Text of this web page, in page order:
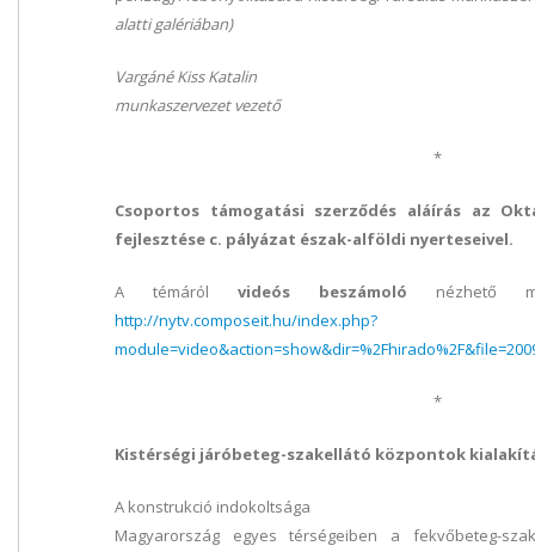
alatti galériában)
Vargáné Kiss Katalin
munkaszervezet vezető
*
Csoportos támogatási szerződés aláírás az
fejlesztése c. pályázat észak-alföldi nyerteseivel.
A témáról videós beszámoló nézhető
http://nytv.composeit.hu/index.php?
*
Kistérségi járóbeteg-szakellátó központok
A konstrukció indokoltsága
Magyarország egyes térségeiben a fekvőbeteg-